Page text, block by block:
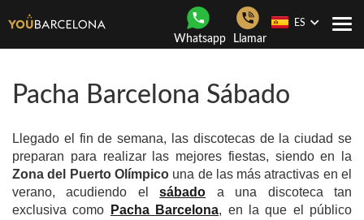
Whatsapp Llamar
ES
Pacha Barcelona Sábado
Llegado el fin de semana, las discotecas de la ciudad se
preparan para realizar las mejores fiestas, siendo en la
Zona del Puerto Olímpicouna de las más atractivas en el
verano, acudiendo elsábado a una discoteca tan
exclusiva como
Pacha Barcelona, en la que el público